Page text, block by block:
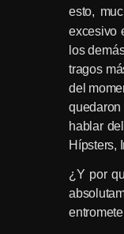
esto,
excesivo
los
tragos
del
hablar
Hípsters,
¿Y por